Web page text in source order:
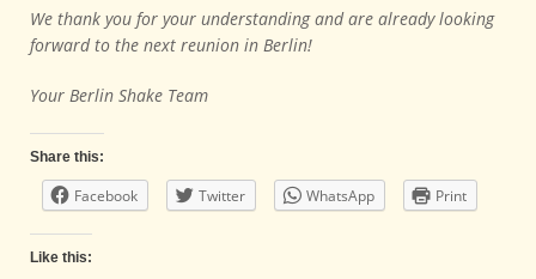
We thank you for your understanding and are already looking
forward to the next reunion in Berlin!
Your Berlin Shake Team
Share this:
Facebook Twitter WhatsApp Print
Like this: